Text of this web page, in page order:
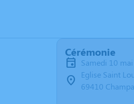
Cérémonie
samedi 10
Eglise Saint
69410